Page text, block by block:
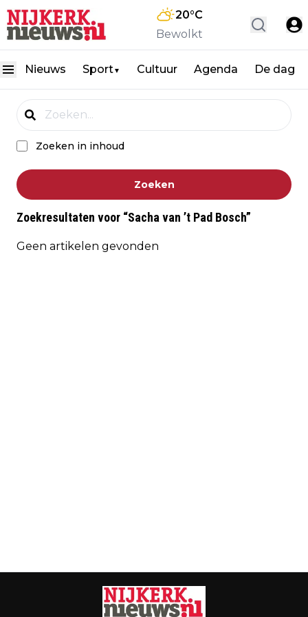
20°C
Bewolkt
Nieuws Sport▼ Cultuur Agenda De dag
Zoeken in inhoud
Zoeken
Zoekresultaten voor “Sacha van ’t Pad Bosch”
Geen artikelen gevonden